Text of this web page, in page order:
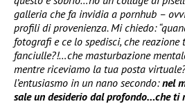
galleria che fa invidia a pornhub –
profili di provenienza. Mi chiedo:
fotografi e ce lo spedisci, che
fanciulle?!…che masturbazione
mentre riceviamo la tua posta
l’entusiasmo in un nano secondo:nel
sale un desiderio dal profondo…che ti